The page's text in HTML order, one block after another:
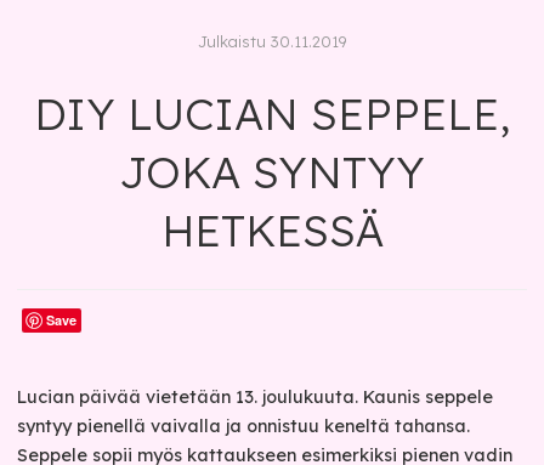
Julkaistu 30.11.2019
DIY LUCIAN SEPPELE,
JOKA SYNTYY
HETKESSÄ
Save
Lucian päivää vietetään 13. joulukuuta. Kaunis seppele
syntyy pienellä vaivalla ja onnistuu keneltä tahansa.
Seppele sopii myös kattaukseen esimerkiksi pienen vadin